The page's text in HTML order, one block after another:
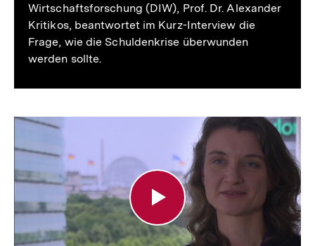
Wirtschaftsforschung (DIW), Prof. Dr. Alexander
Kritikos, beantwortet im Kurz-Interview die
Frage, wie die Schuldenkrise überwunden
werden sollte.
Daniela
Schwarzer:
Wie
sollte
die